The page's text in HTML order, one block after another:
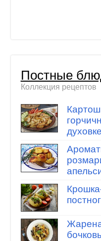
Постные
Коллекция рецептов
духовке